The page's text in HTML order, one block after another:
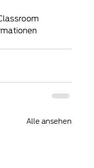
Alle ansehen